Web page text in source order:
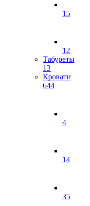
15
12
Табуреты
13
Кровати
644
4
14
35